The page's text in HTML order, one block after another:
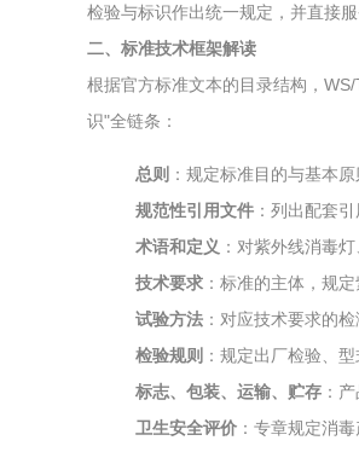
检验与标识作出统一规定，并直接
二、标准技术框架解读
根据官方标准文本的目录结构，
识"全链条：
总则 ：规定标准目的与基本原
规范性引用文件 ：列出配套
术语和定义 ：对紫外线消毒
技术要求 ：标准的主体，规
试验方法 ：对应技术要求的
检验规则 ：规定出厂检验、
标志、包装、运输、贮存 ：
卫生安全评价 ：专章规定消